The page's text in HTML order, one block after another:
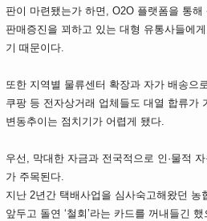
판이 마련됐는가 하면, O2O 플랫폼을 통
판매증진을 꾀하고 있는 대형 유통사들에
기 때문이다.
또한 지역별 물류센터 확장과 자가 배송으
쿠팡 등 전자상거래 업체들도 대열 합류가
변동추이는 점치기가 어렵게 됐다.
우선, 막대한 자금과 전국적으로 인·물적
가 주목된다.
지난 2년간 택배사업을 심사숙고해왔던 농
앞두고 돌연 ‘철회’라는 카드를 꺼내들긴